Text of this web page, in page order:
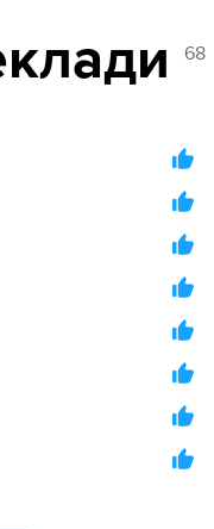
68